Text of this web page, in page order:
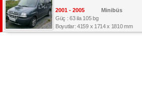
2001 - 2005
Minibüs
Güç : 63 ila 105 bg
Boyutlar: 4159 x 1714 x 1810 mm